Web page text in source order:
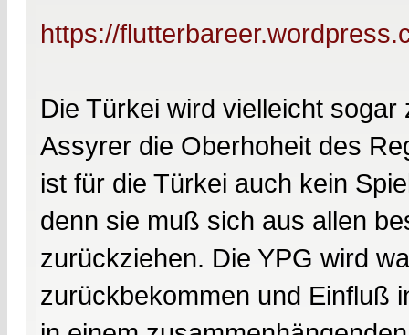
https://
Die Türkei wird vielleicht
Assyrer die Oberhoheit des
ist für die Türkei auch kein
denn sie muß sich aus allen
zurückziehen. Die YPG wird
zurückbekommen und Einfluß